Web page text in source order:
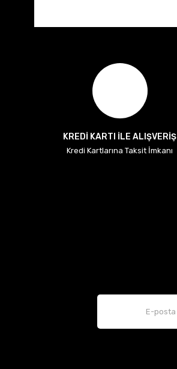
KREDİ KARTI İLE ALIŞVERİŞ
Kredi Kartlarına Taksit İmkanı